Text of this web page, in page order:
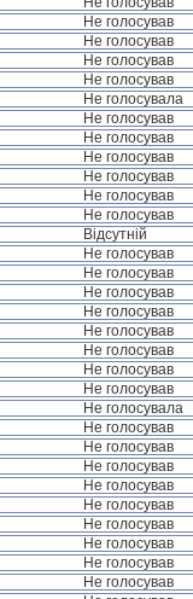
Не голосував
Не голосував
Не голосував
Не голосував
Не голосувала
Не голосував
Не голосував
Не голосував
Не голосував
Не голосував
Не голосував
Відсутній
Не голосував
Не голосував
Не голосував
Не голосував
Не голосував
Не голосував
Не голосував
Не голосував
Не голосувала
Не голосував
Не голосував
Не голосував
Не голосував
Не голосував
Не голосував
Не голосував
Не голосував
Не голосував